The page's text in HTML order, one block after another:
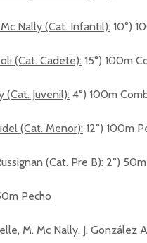
Nally (Cat. Infantil): 10°)
(Cat. Cadete): 15°) 100m
(Cat. Juvenil): 4°) 100m
(Cat. Menor): 12°) 100m
(Cat. Pre B): 2°)
Pecho
M. Mc Nally, J. González